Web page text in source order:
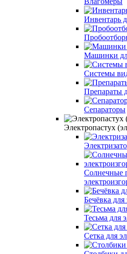
Инвентарь
Машинки
Системы
Препараты
Сепараторы
Электропастух
Солнечные
Бечёвка для
Тесьма для
Сетка для